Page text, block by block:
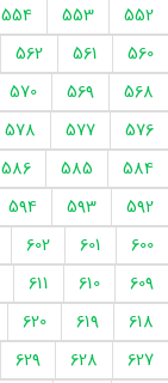
552
553
554
560
561
562
568
569
570
576
577
578
584
585
586
592
593
594
600
601
602
609
610
611
618
619
620
627
628
629